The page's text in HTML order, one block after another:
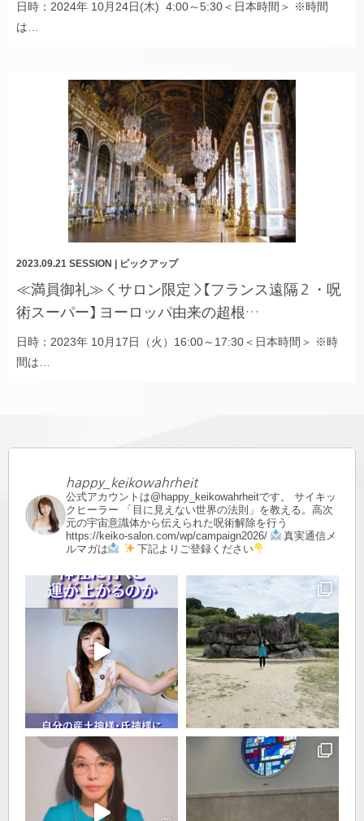
日時：2024年 10月24日(木) 4:00～5:30＜日本時間＞ ※時間
は…
2023.09.21 SESSION ピックアップ
≪満員御礼≫＜サロン限定＞【フランス遠隔２・呪
術スーパー】 ヨーロッパ由来の超根…
日時：2023年 10月17日（火）16:00～17:30＜日本時間＞ ※時
間は…
happy_keikowahrheit
公式アカウントは@happy_keikowahrheitです。
サイキッ
クヒーラー 「目に見えない世界の法則」を教える。高次
元の宇宙意識体から伝えられた呪術解除を行う
https://keiko-salon.com/wp/campaign2026/
真実通信メ
ルマガは
下記よりご登録ください